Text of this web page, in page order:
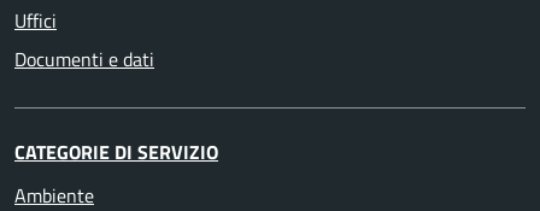
Uffici
Documenti e dati
CATEGORIE DI SERVIZIO
Ambiente